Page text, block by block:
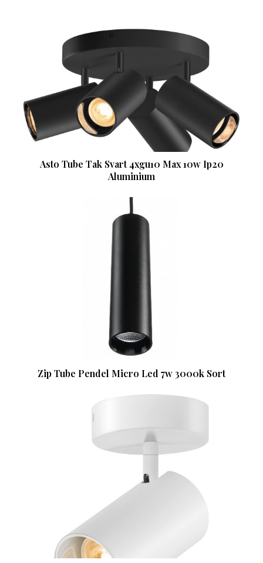
Asto Tube Tak Svart 4xgu10 Max 10w Ip20
Aluminium
Zip Tube Pendel Micro Led 7w 3000k Sort